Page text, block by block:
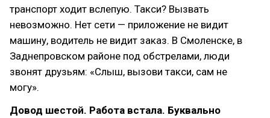
транспорт ходит вслепую. Такси? Вызвать
невозможно. Нет сети — приложение не видит
машину, водитель не видит заказ. В Смоленске, в
Заднепровском районе под обстрелами, люди
звонят друзьям: «Слыш, вызови такси, сам не
могу».
Довод шестой. Работа встала. Буквально